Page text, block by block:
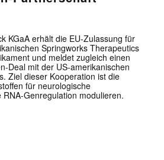
KGaA erhält die EU-Zulassung für
Springworks Therapeutics
und meldet zugleich einen
Deal mit der US-amerikanischen
Ziel dieser Kooperation ist die
für neurologische
Genregulation modulieren.